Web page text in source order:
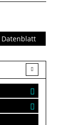
Datenblatt